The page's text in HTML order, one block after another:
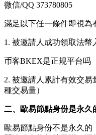
微信/QQ 373780805
滿足以下任一條件即視為
1. 被邀請人成功領取法幣
币客BKEX是正规平台吗
2. 被邀請人累計有效交易
種交易量）
二、歐易節點身份是永久
歐易節點身份不是永久的